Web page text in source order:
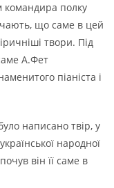
командира полку
що саме в цей
твори. Пiд
А.Фет
пiанiста i
написано твiр, у
народної
вiн її саме в